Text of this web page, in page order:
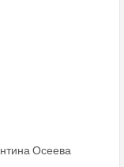
Осеева